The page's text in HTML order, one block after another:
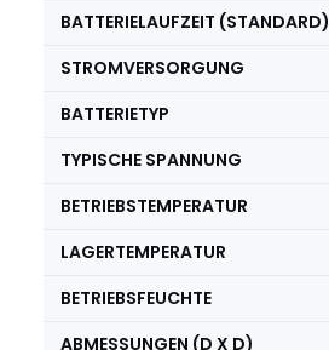
BATTERIELAUFZEIT (STANDARD)
STROMVERSORGUNG
BATTERIETYP
TYPISCHE SPANNUNG
BETRIEBSTEMPERATUR
LAGERTEMPERATUR
BETRIEBSFEUCHTE
ABMESSUNGEN (D X D)